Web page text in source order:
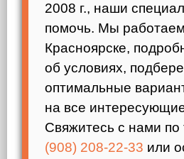
2008 г., наши
помочь. Мы
Красноярске,
об условиях,
оптимальные
на все
Свяжитесь с нами
(908) 208-22-33 или